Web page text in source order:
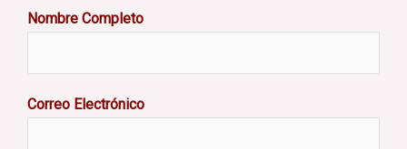
Nombre Completo
Correo Electrónico